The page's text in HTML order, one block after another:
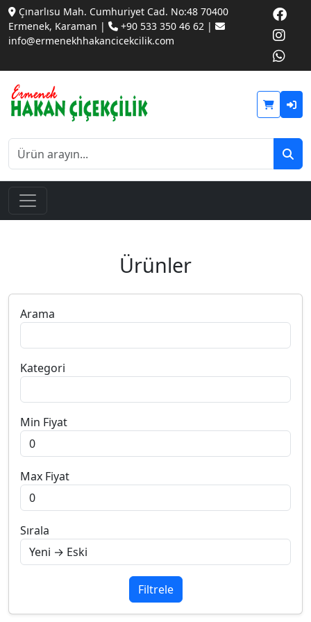
Çınarlısu Mah. Cumhuriyet Cad. No:48 70400
Ermenek, Karaman |
+90 533 350 46 62 |
info@ermenekhhakancicekcilik.com
Ürünler
Arama
Kategori
Min Fiyat
Max Fiyat
Sırala
Filtrele